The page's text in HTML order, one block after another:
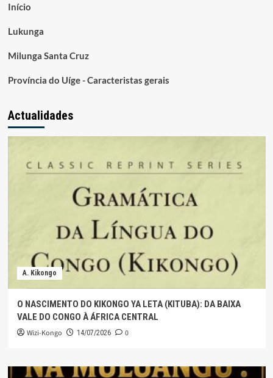
Início
Lukunga
Milunga Santa Cruz
Província do Uíge - Caracteristas gerais
Actualidades
A. Kikongo
O NASCIMENTO DO KIKONGO YA LETA (KITUBA): DA BAIXA
VALE DO CONGO À ÁFRICA CENTRAL
Wizi-Kongo 14/07/2026 0